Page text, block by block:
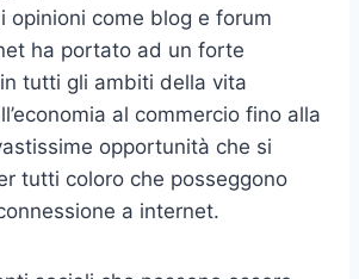
opinioni come blog e forum
ha portato ad un forte
tutti gli ambiti della vita
al commercio fino alla
opportunità che si
tutti coloro che posseggono
a internet.